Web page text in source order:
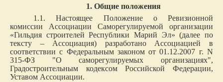
1. Общие положения
1.1. Настоящее Положение о Ревизионной
комиссии Ассоциации Саморегулируемой организации
«Гильдия строителей Республики Марий Эл» (далее по
тексту – Ассоциация) разработано Ассоциацией в
соответствии с Федеральным законом от 01.12.2007 г. N
315-ФЗ "О саморегулируемых организациях",
Градостроительным кодексом Российской Федерации,
Уставом Ассоциации.